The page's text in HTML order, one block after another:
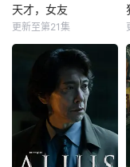
天才，女友
更新至第21集